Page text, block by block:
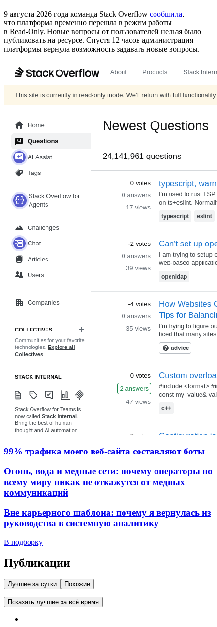
9 августа 2026 года команда Stack Overflow сообщила,
что платформа временно перешла в режим работы
в Read‑Only. Новые вопросы от пользователей нельзя было
публиковать на ресурсе. Спустя 12 часов администрация
платформы вернула возможность задавать новые вопросы.
99% трафика моего веб‑сайта составляют боты
Огонь, вода и медные сети: почему операторы по
всему миру никак не откажутся от медных
коммуникаций
Вне карьерного шаблона: почему я вернулась из
руководства в системную аналитику
В подборку
Публикации
Лучшие за сутки Похожие
Показать лучшие за всё время